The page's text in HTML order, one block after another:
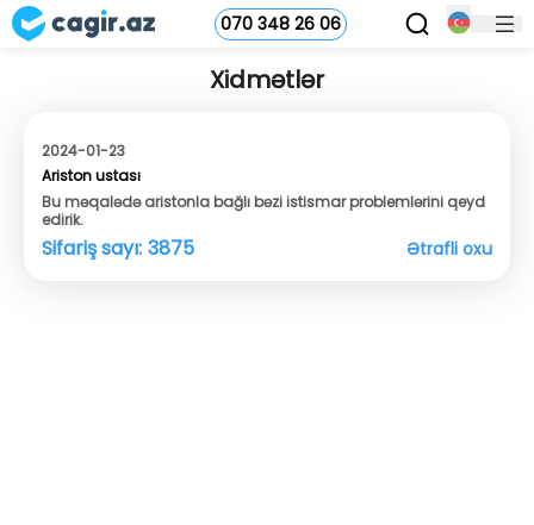
070 348 26 06
Xidmətlər
2024-01-23
Ariston ustası
Bu məqalədə aristonla bağlı bəzi istismar problemlərini qeyd
edirik.
Sifariş sayı: 3875 Ətrafli oxu